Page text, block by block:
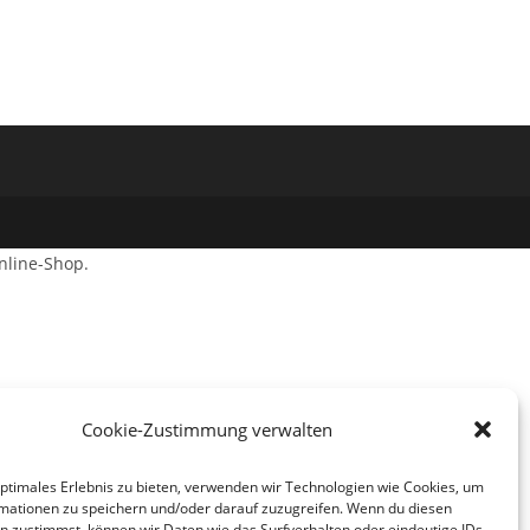
Cookie-Zustimmung verwalten
Erlebnis zu bieten, verwenden wir Technologien wie Cookies, um
zu speichern und/oder darauf zuzugreifen. Wenn du diesen
Shop.